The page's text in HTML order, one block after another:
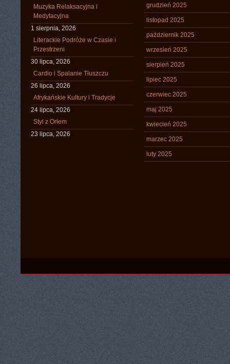
Muzyka Relaksacyjna i
Medytacyjna
1 sierpnia, 2026
Literackie Podróże w Czasie i
Przestrzeni
30 lipca, 2026
Cardio i Spalanie Tłuszczu
26 lipca, 2026
Afrykańskie Kultury i Tradycje
24 lipca, 2026
Styl z Orłem
23 lipca, 2026
grudzień 2025
listopad 2025
październik 2025
wrzesień 2025
sierpień 2025
lipiec 2025
czerwiec 2025
maj 2025
kwiecień 2025
marzec 2025
luty 2025